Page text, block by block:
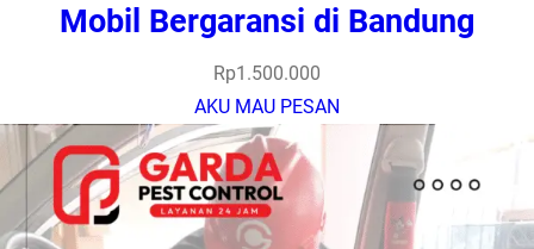
Mobil Bergaransi di Bandung
Rp1.500.000
AKU MAU PESAN